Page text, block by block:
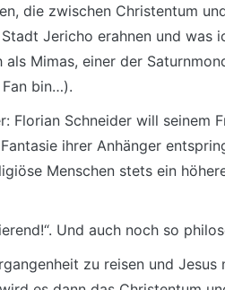
die zwischen Christentum
Jericho erahnen und was
Mimas, einer der
bin…).
Florian Schneider will seinem
ihrer Anhänger
Menschen stets ein
Und auch noch so
zu reisen und Jesus